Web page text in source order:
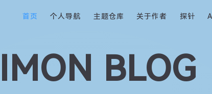
首页 个人导航 主题仓库 关于作者 探针
BLOG